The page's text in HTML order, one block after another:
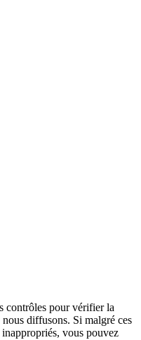
contrôles pour vérifier la
diffusons. Si malgré ces
vous pouvez